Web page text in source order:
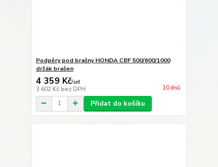
Podpěry pod brašny HONDA CBF 500/600/1000
držák brašen
4 359 Kč/set
3 602 Kč bez DPH 10 dnů
Přidat do košíku